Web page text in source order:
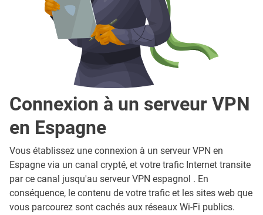
Connexion à un serveur VPN
en Espagne
Vous établissez une connexion à un serveur VPN en
Espagne via un canal crypté, et votre trafic Internet transite
par ce canal jusqu'au serveur VPN espagnol . En
conséquence, le contenu de votre trafic et les sites web que
vous parcourez sont cachés aux réseaux Wi-Fi publics.